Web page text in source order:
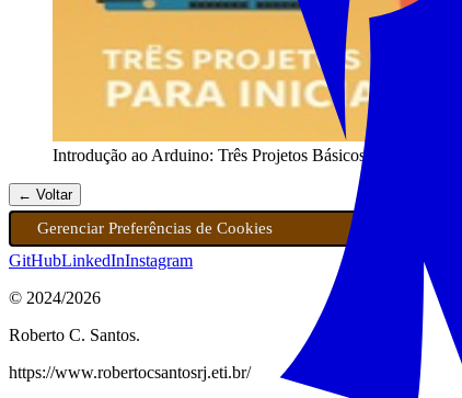
Introdução ao Arduino: Três Projetos Básicos para Iniciantes
← Voltar
Gerenciar Preferências de Cookies
GitHubLinkedInInstagram
© 2024/2026
Roberto C. Santos.
https://www.robertocsantosrj.eti.br/